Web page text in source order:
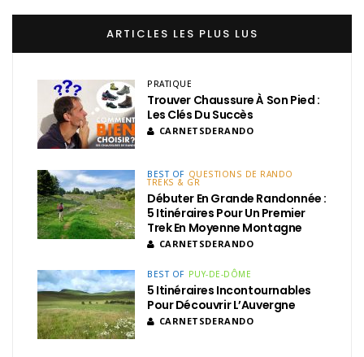
ARTICLES LES PLUS LUS
PRATIQUE
Trouver Chaussure À Son Pied :
Les Clés Du Succès
CARNETSDERANDO
BEST OF QUESTIONS DE RANDO
TREKS & GR
Débuter En Grande Randonnée :
5 Itinéraires Pour Un Premier
Trek En Moyenne Montagne
CARNETSDERANDO
BEST OF PUY-DE-DÔME
5 Itinéraires Incontournables
Pour Découvrir L’Auvergne
CARNETSDERANDO